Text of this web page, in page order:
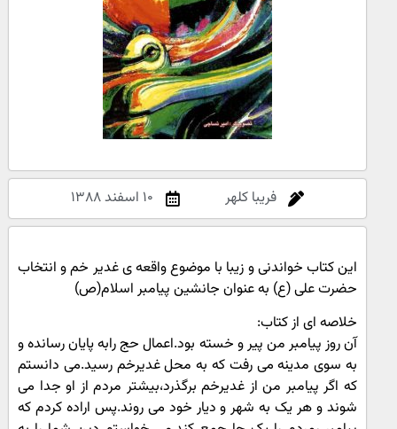
فریبا کلهر ۱۰ اسفند ۱۳۸۸
این کتاب خواندنی و زیبا با موضوع واقعه ی غدیر خم و انتخاب
حضرت علی (ع) به عنوان جانشین پیامبر اسلام(ص)
خلاصه ای از کتاب:
آن روز پیامبر من پیر و خسته بود.اعمال حج رابه پایان رسانده و
به سوی مدینه می رفت که به محل غدیرخم رسید.می دانستم
که اگر پیامبر من از غدیرخم برگذرد،بیشتر مردم از او جدا می
شوند و هر یک به شهر و دیار خود می روند.پس اراده کردم که